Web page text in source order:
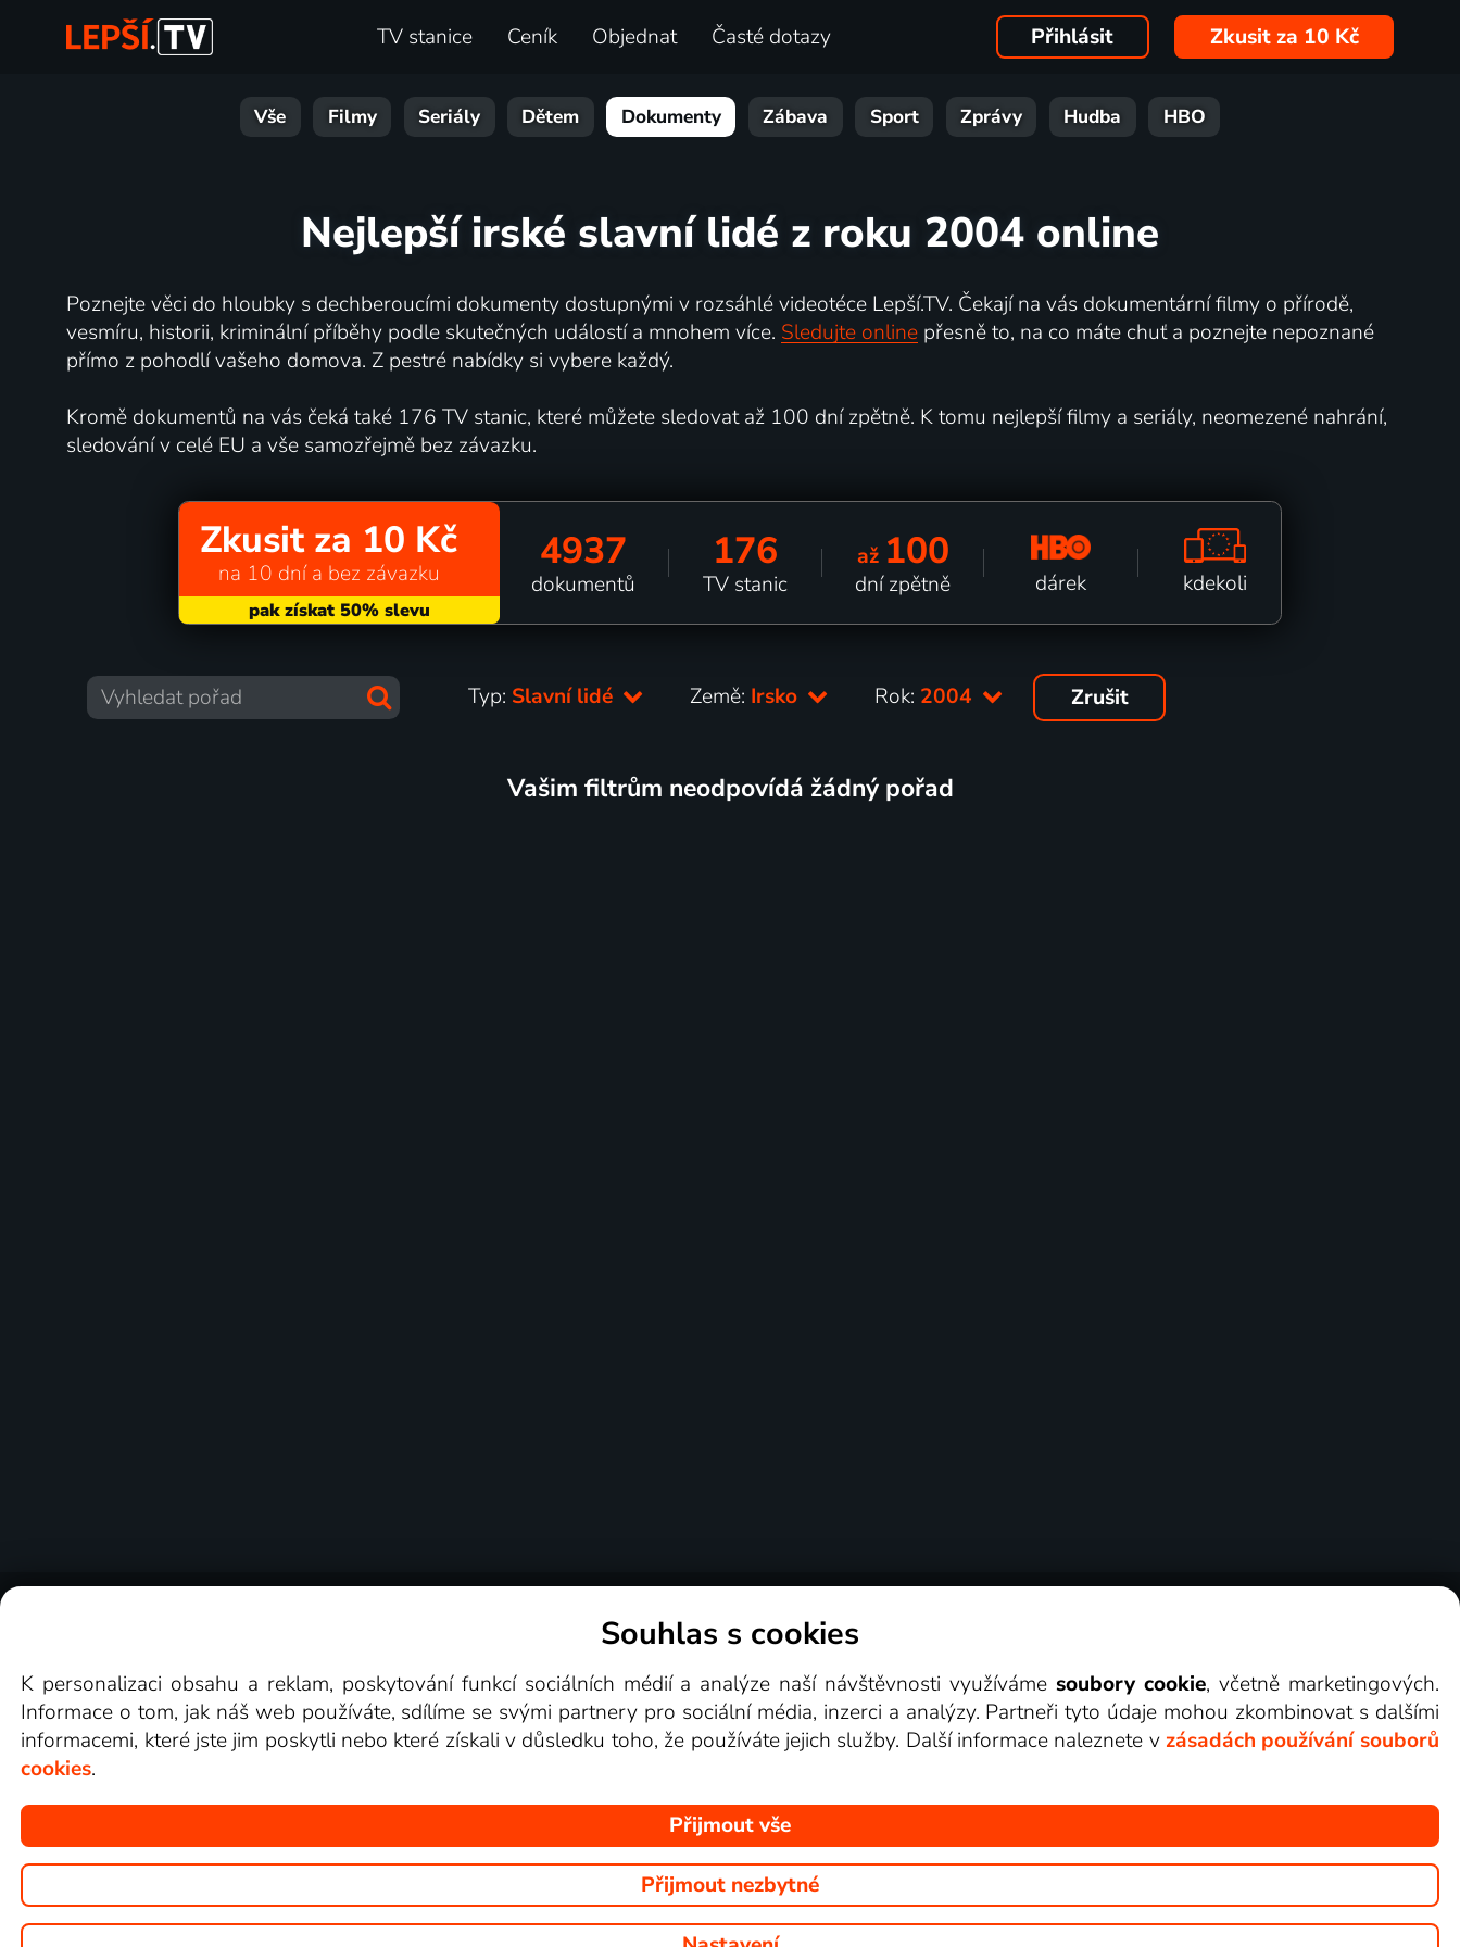
TV stanice Ceník Objednat Časté dotazy Přihlásit Zkusit za 10 Kč
Vše Filmy Seriály Dětem Dokumenty Zábava Sport Zprávy Hudba HBO
Nejlepší irské slavní lidé z roku 2004 online
Poznejte věci do hloubky s dechberoucími dokumenty dostupnými v rozsáhlé videotéce Lepší.TV. Čekají na vás dokumentární filmy o přírodě,
vesmíru, historii, kriminální příběhy podle skutečných událostí a mnohem více. Sledujte onlinepřesně to, na co máte chuť a poznejte nepoznané
přímo z pohodlí vašeho domova. Z pestré nabídky si vybere každý.
Kromě dokumentů na vás čeká také 176 TV stanic, které můžete sledovat až 100 dní zpětně. K tomu nejlepší filmy a seriály, neomezené nahrání,
sledování v celé EU a vše samozřejmě bez závazku.
Zkusit za 10 Kč
na 10 dní a bez závazku 4937
dokumentů
176
TV stanic
až 100
dní zpětně dárek kdekoli
Typ: Slavní lidé Země: Irsko Rok: 2004 Zrušit
Vašim filtrům neodpovídá žádný pořad
Videotéka
Copyright © goNET s.r.o. Na tomto webu jsou zobrazovány obrázky z pořadů TV stanic, které můžete sledovat v Lepší.TV.
Souhlas s cookies
K personalizaci obsahu a reklam, poskytování funkcí sociálních médií a analýze naší návštěvnosti využívámesoubory cookie, včetně marketingových.
Informace o tom, jak náš web používáte, sdílíme se svými partnery pro sociální média, inzerci a analýzy. Partneři tyto údaje mohou zkombinovat s dalšími
informacemi, které jste jim poskytli nebo které získali v důsledku toho, že používáte jejich služby. Další informace naleznete v zásadách používání souborů
cookies.
Přijmout vše
Přijmout nezbytné